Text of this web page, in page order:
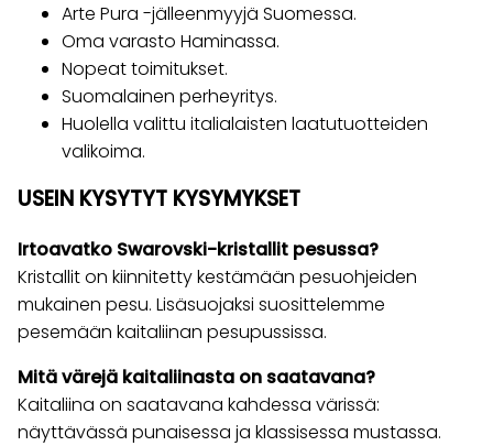
Arte Pura -jälleenmyyjä Suomessa.
Oma varasto Haminassa.
Nopeat toimitukset.
Suomalainen perheyritys.
Huolella valittu italialaisten laatutuotteiden
valikoima.
USEIN KYSYTYT KYSYMYKSET
Irtoavatko Swarovski-kristallit pesussa?
Kristallit on kiinnitetty kestämään pesuohjeiden
mukainen pesu. Lisäsuojaksi suosittelemme
pesemään kaitaliinan pesupussissa.
Mitä värejä kaitaliinasta on saatavana?
Kaitaliina on saatavana kahdessa värissä:
näyttävässä punaisessa ja klassisessa mustassa.